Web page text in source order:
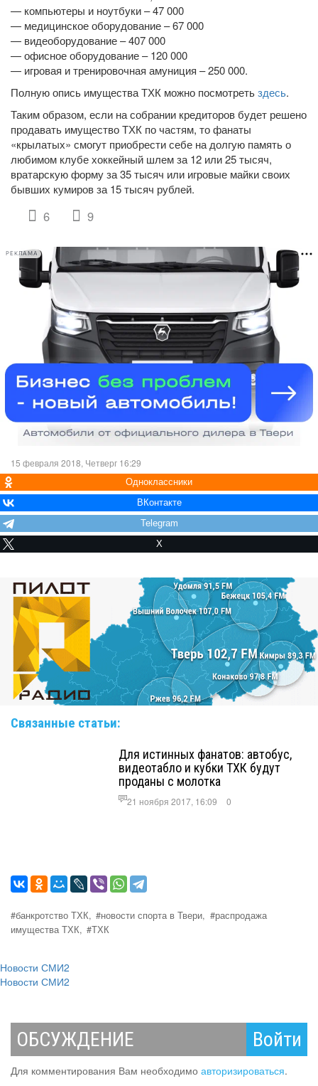
— компьютеры и ноутбуки – 47 000
— медицинское оборудование – 67 000
— видеоборудование – 407 000
— офисное оборудование – 120 000
— игровая и тренировочная амуниция – 250 000.
Полную опись имущества ТХК можно посмотретьздесь.
Таким образом, если на собрании кредиторов будет решено
продавать имущество ТХК по частям, то фанаты
«крылатых» смогут приобрести себе на долгую память о
любимом клубе хоккейный шлем за 12 или 25 тысяч,
вратарскую форму за 35 тысяч или игровые майки своих
бывших кумиров за 15 тысяч рублей.
6 9
РЕКЛАМА
15 февраля 2018, Четверг 16:29
Одноклассники
ВКонтакте
Telegram
X
Связанные статьи:
Для истинных фанатов: автобус,
видеотабло и кубки ТХК будут
проданы с молотка
21 ноября 2017, 16:09 0
#банкротство ТХК, #новости спорта в Твери, #распродажа
имущества ТХК, #ТХК
Новости СМИ2
Новости СМИ2
ОБСУЖДЕНИЕ Войти
Для комментирования Вам необходимо авторизироваться.